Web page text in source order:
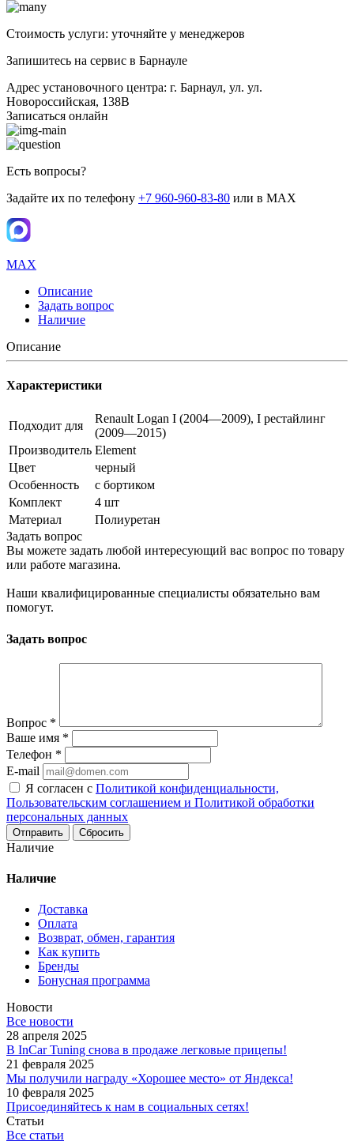
Стоимость услуги: уточняйте у менеджеров
Запишитесь на сервис в Барнауле
Адрес установочного центра: г. Барнаул, ул. ул.
Новороссийская, 138В
Записаться онлайн
Есть вопросы?
Задайте их по телефону +7 960-960-83-80 или в MAX
MAX
Описание
Задать вопрос
Наличие
Описание
Характеристики
Подходит для
Renault Logan I (2004—2009), I рестайлинг
(2009—2015)
Производитель Element
Цвет
черный
Особенность
с бортиком
Комплект
4 шт
Материал
Полиуретан
Задать вопрос
Вы можете задать любой интересующий вас вопрос по товару
или работе магазина.
Наши квалифицированные специалисты обязательно вам
помогут.
Задать вопрос
Вопрос *
Ваше имя *
Телефон *
E-mail
Я согласен с Политикой конфиденциальности,
Пользовательским соглашением и Политикой обработки
персональных данных
Сбросить
Наличие
Наличие
Доставка
Оплата
Возврат, обмен, гарантия
Как купить
Бренды
Бонусная программа
Новости
Все новости
28 апреля 2025
В InCar Tuning снова в продаже легковые прицепы!
21 февраля 2025
Мы получили награду «Хорошее место» от Яндекса!
10 февраля 2025
Присоединяйтесь к нам в социальных сетях!
Статьи
Все статьи